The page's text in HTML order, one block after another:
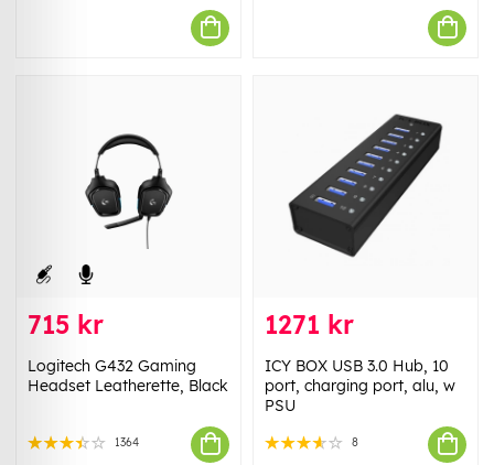
715 kr
Logitech G432 Gaming
Headset Leatherette, Black
1364
1271 kr
ICY BOX USB 3.0 Hub, 10
port, charging port, alu, w
PSU
8